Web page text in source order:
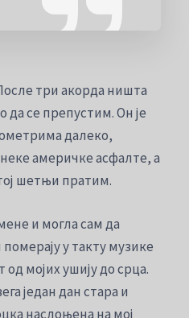
три акорда ништа
да се препустим. Он је
далеко,
америчке асфалте, а
шетњи пратим.
и могла сам да
у такту музике
од мојих ушију до срца.
један дан стара и
наслоњена на мој